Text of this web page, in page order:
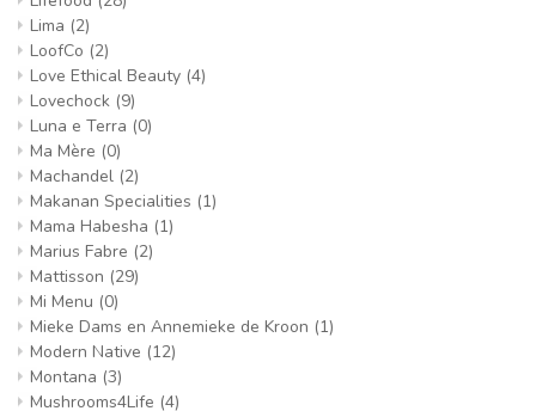
Lima (2)
LoofCo (2)
Love Ethical Beauty (4)
Lovechock (9)
Luna e Terra (0)
Ma Mère (0)
Machandel (2)
Makanan Specialities (1)
Mama Habesha (1)
Marius Fabre (2)
Mattisson (29)
Mi Menu (0)
Mieke Dams en Annemieke de Kroon (1)
Modern Native (12)
Montana (3)
Mushrooms4Life (4)